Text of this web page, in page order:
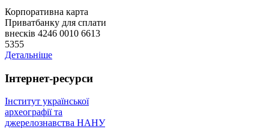
Корпоративна карта
Приватбанку для сплати
внесків 4246 0010 6613
5355
Детальніше
Інтернет-ресурси
Інститут української
археографії та
джерелознавства НАНУ